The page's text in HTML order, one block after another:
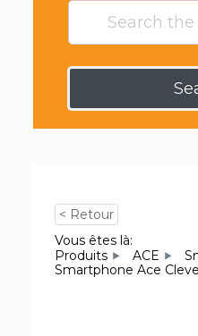
< Retour
Vous êtes là:
Produits
ACE
Smartphone Ace